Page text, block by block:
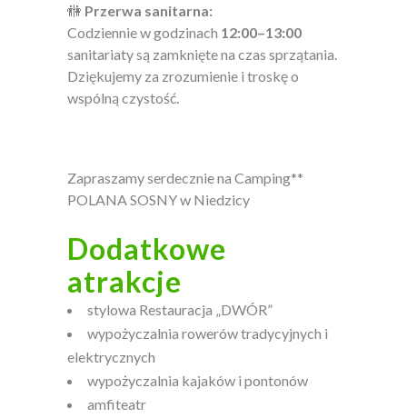
🚻 Przerwa sanitarna:
Codziennie w godzinach 12:00–13:00
sanitariaty są zamknięte na czas sprzątania.
Dziękujemy za zrozumienie i troskę o
wspólną czystość.
Zapraszamy serdecznie na Camping**
POLANA SOSNY w Niedzicy
Dodatkowe
atrakcje
stylowa Restauracja „DWÓR”
wypożyczalnia rowerów tradycyjnych i
elektrycznych
wypożyczalnia kajaków i pontonów
amfiteatr